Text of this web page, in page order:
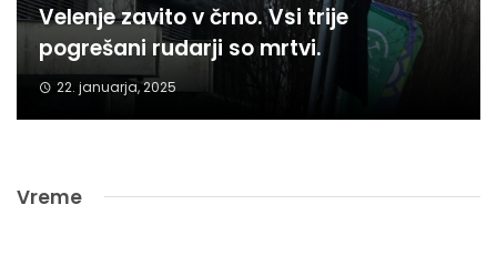
Velenje zavito v črno. Vsi trije
pogrešani rudarji so mrtvi.
22. januarja, 2025
Vreme